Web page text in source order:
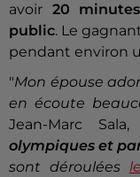
avoir 20
public. Le
pendant environ
"Mon épouse
en écoute
Jean-Marc Sala,
olympiques et
sont déroulées